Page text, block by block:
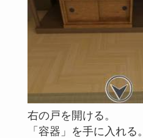
右の戸を開ける。
「容器」を手に入れる。